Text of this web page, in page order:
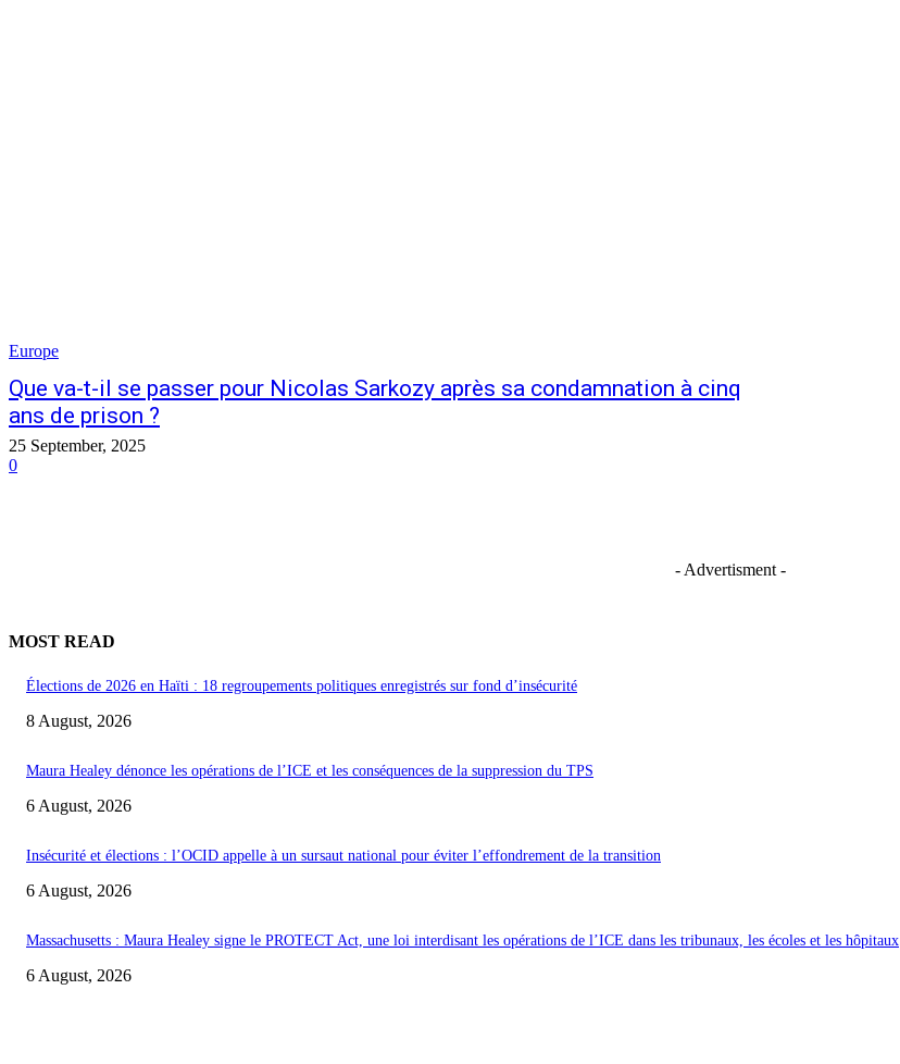
Europe
Que va-t-il se passer pour Nicolas Sarkozy après sa condamnation à cinq
ans de prison ?
25 September, 2025
0
- Advertisment -
MOST READ
Élections de 2026 en Haïti : 18 regroupements politiques enregistrés sur fond d’insécurité
8 August, 2026
Maura Healey dénonce les opérations de l’ICE et les conséquences de la suppression du TPS
6 August, 2026
Insécurité et élections : l’OCID appelle à un sursaut national pour éviter l’effondrement de la transition
6 August, 2026
Massachusetts : Maura Healey signe le PROTECT Act, une loi interdisant les opérations de l’ICE dans les tribunaux, les écoles et les hôpitaux
6 August, 2026